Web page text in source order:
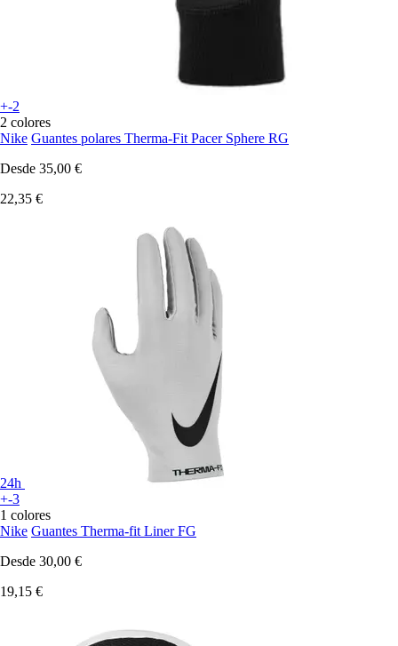
+-2
2 colores
Nike Guantes polares Therma-Fit Pacer Sphere RG
Desde 35,00 €
22,35 €
24h
+-3
1 colores
Nike Guantes Therma-fit Liner FG
Desde 30,00 €
19,15 €